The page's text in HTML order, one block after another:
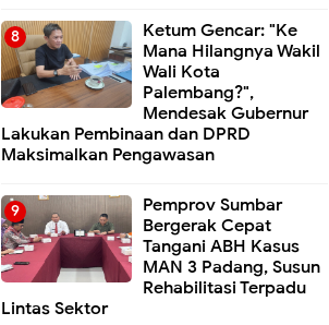
Ketum Gencar: "Ke
Mana Hilangnya Wakil
Wali Kota
Palembang?",
Mendesak Gubernur
Lakukan Pembinaan dan DPRD
Maksimalkan Pengawasan
Pemprov Sumbar
Bergerak Cepat
Tangani ABH Kasus
MAN 3 Padang, Susun
Rehabilitasi Terpadu
Lintas Sektor